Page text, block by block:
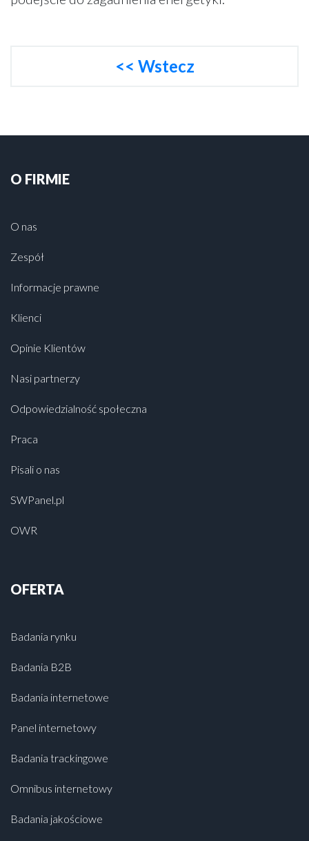
<< Wstecz
O FIRMIE
O nas
Zespół
Informacje prawne
Klienci
Opinie Klientów
Nasi partnerzy
Odpowiedzialność społeczna
Praca
Pisali o nas
SWPanel.pl
OWR
OFERTA
Badania rynku
Badania B2B
Badania internetowe
Panel internetowy
Badania trackingowe
Omnibus internetowy
Badania jakościowe